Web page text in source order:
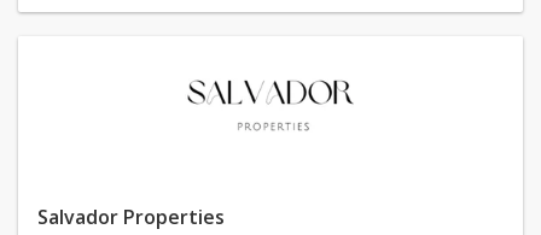
Salvador Properties